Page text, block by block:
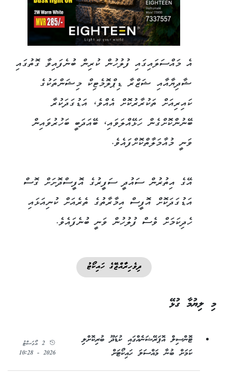
އެ މައްސަލައިގައި ފުލުހުން ކުރިން ބުނެފައިވާ ގޮތުގައި
ޝާދިޔާއާއި ޝަޒްރާ ޑިޕްލޮމެޓިކް މިޝަންތަކުގެ
ކައިރިއަށް ތަކުރާރުކޮށް އެއްވެ، އަޑުގަދަކުރާ
ބޭނުންކޮށްގެން ހަޅޭއްލަވައި، ބޭއަދަބީ ބަހުރުވައިން
ވަނީ މުއާމަލާތްކޮށްފައެވެ.
އޭގެ އިތުރުން ސައުދީ ސަފީރުގެ އޮފީސްދޮށަށް ގޮސް
އަޑުގަދަކޮށް އޮފީސް އިމާރާތުގެ ތެރެއަށް ކުނިއަޅައި
ހެދިކަމަށް ވެސް ފުލުހުން ވަނީ ބުނެފައެވެ.
ދިވެހިރާއްޖޭގެ ހައިކޯޓު
މި ލިޔުމާ ގުޅޭ
ޓޮންސިލް އޮޕަރޭޝަނެއްގައި ކުޑަދޫ ބުރިކޮށްލި
ކަމަށް ބުނާ މައްސަލަ ހައިކޯޓަށް
2 އޯގަސްޓު
2026 - 10:28